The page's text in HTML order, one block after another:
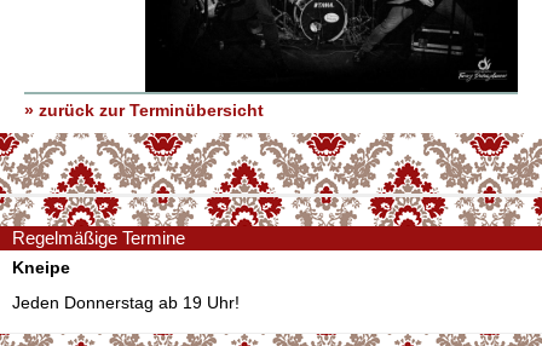
» zurück zur Terminübersicht
Regelmäßige Termine
Kneipe
Jeden Donnerstag ab 19 Uhr!